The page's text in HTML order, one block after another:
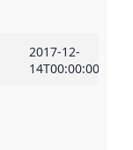
2017-12-
14T00:00:00Z